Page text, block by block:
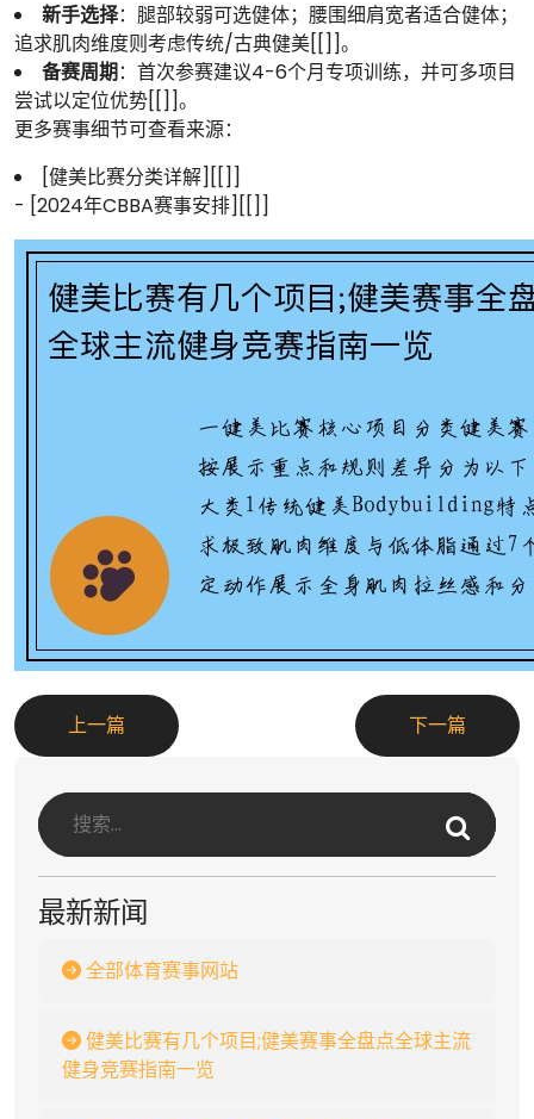
新手选择：腿部较弱可选健体；腰围细肩宽者适合健体；
追求肌肉维度则考虑传统/古典健美[[]]。
备赛周期：首次参赛建议4-6个月专项训练，并可多项目
尝试以定位优势[[]]。
更多赛事细节可查看来源：
[健美比赛分类详解][[]]
- [2024年CBBA赛事安排][[]]
上一篇 下一篇
最新新闻
全部体育赛事网站
健美比赛有几个项目;健美赛事全盘点全球主流
健身竞赛指南一览